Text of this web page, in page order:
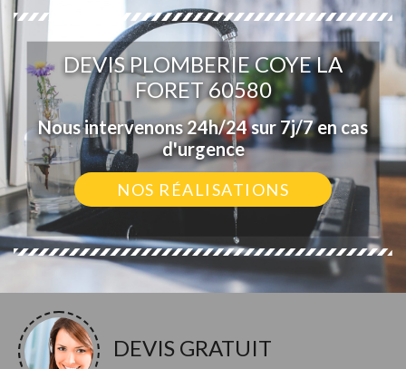
DEVIS PLOMBERIE COYE LA
FORET 60580
Nous intervenons 24h/24 sur 7j/7 en cas
d'urgence
NOS RÉALISATIONS
DEVIS GRATUIT